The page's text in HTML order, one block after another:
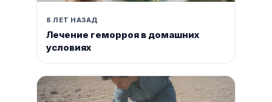
8 ЛЕТ НАЗАД
Лечение геморроя в домашних
условиях